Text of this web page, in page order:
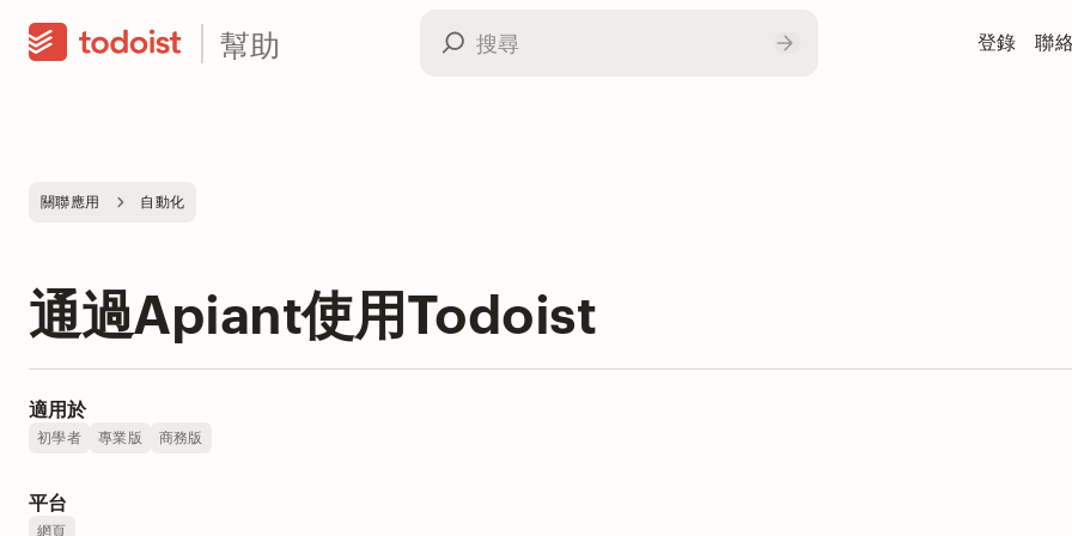
幫助 登錄 聯
關聯應用 自動化
通過Apiant使用Todoist
適用於
初學者 專業版 商務版
平台
網頁